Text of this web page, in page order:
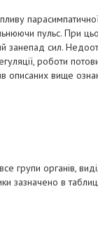
пульс. При
занепад сил.
роботи
описаних вище
групи органів,
зазначено в